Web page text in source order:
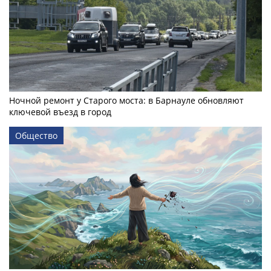
Ночной ремонт у Старого моста: в Барнауле обновляют
ключевой въезд в город
Общество